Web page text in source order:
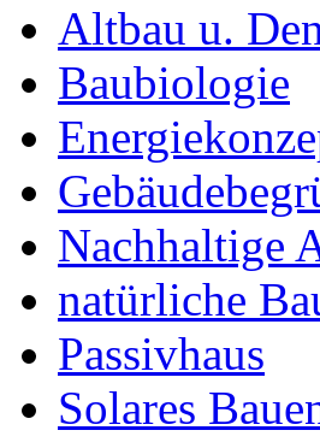
Altbau u.
Baubiologie
Nachhaltige
natürliche
Passivhaus
Solares